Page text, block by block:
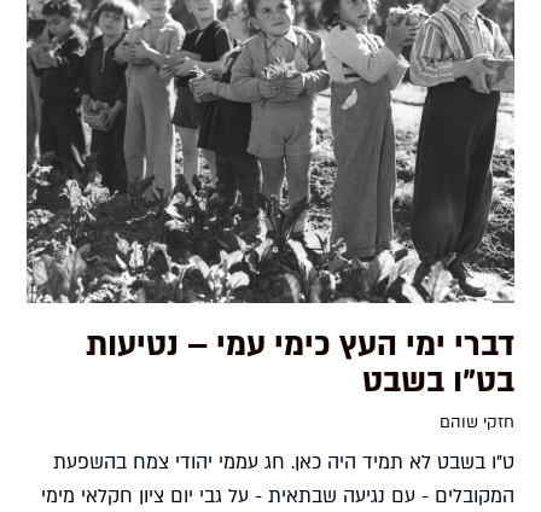
דברי ימי העץ כימי עמי – נטיעות
בט"ו בשבט
חזקי שוהם
ט"ו בשבט לא תמיד היה כאן. חג עממי יהודי צמח בהשפעת
המקובלים - עם נגיעה שבתאית - על גבי יום ציון חקלאי מימי